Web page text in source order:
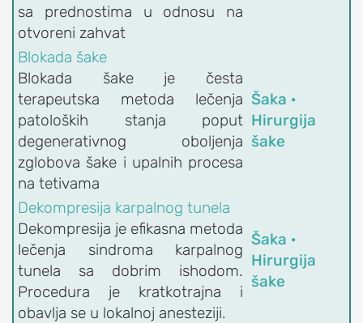
O
NAMA
ORTHOEXPERT
Naši
lekari
i
fizioterapeuti
Kalendar
dežurstava
Savetodavni
odbor
OrthoExpert
OrthoExpert Niš
(060) 032-320-9
office-
nis@orthoexpert.rs
Svetosavska 20,
Niš, Srbija
OrthoExpert
Podgorica
(068) 107-241
office@orthoexpert.me
Ankarski bulevar 35 L1,
Podgorica, Crna Gora
sa prednostima u odnosu na
otvoreni zahvat
Blokada šake
Blokada šake je česta
terapeutska metoda lečenja
patoloških stanja poput
degenerativnog oboljenja
zglobova šake i upalnih procesa
na tetivama
Šaka ·
Hirurgija
šake
Dekompresija karpalnog tunela
Dekompresija je efikasna metoda
lečenja sindroma karpalnog
tunela sa dobrim ishodom.
Procedura je kratkotrajna i
obavlja se u lokalnoj anesteziji.
Šaka ·
Hirurgija
šake